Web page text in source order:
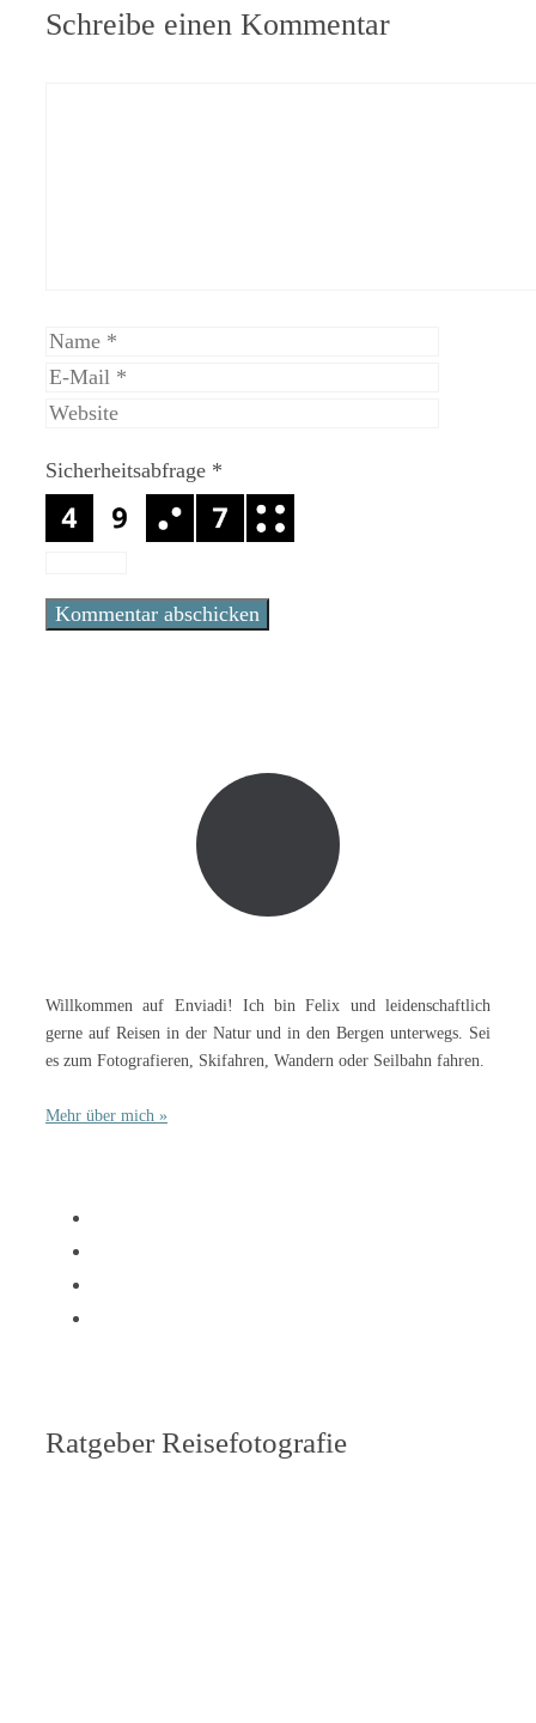
Schreibe einen Kommentar
Name
Sicherheitsabfrage *
Willkommen auf Enviadi! Ich bin Felix und leidenschaftlich
gerne auf Reisen in der Natur und in den Bergen unterwegs. Sei
es zum Fotografieren, Skifahren, Wandern oder Seilbahn fahren.
Mehr über mich »
Ratgeber Reisefotografie